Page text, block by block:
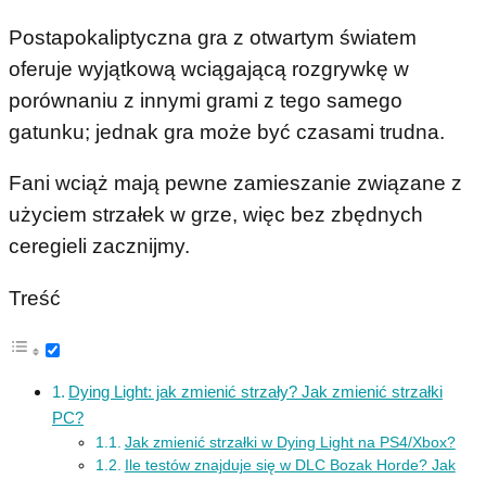
Postapokaliptyczna gra z otwartym światem
oferuje wyjątkową wciągającą rozgrywkę w
porównaniu z innymi grami z tego samego
gatunku; jednak gra może być czasami trudna.
Fani wciąż mają pewne zamieszanie związane z
użyciem strzałek w grze, więc bez zbędnych
ceregieli zacznijmy.
Treść
Dying Light: jak zmienić strzały? Jak zmienić strzałki
PC?
Jak zmienić strzałki w Dying Light na PS4/Xbox?
Ile testów znajduje się w DLC Bozak Horde? Jak